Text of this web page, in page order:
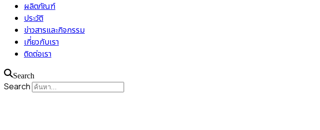
ผลิตภัณฑ์
ประวัติ
ข่าวสารและกิจกรรม
เกี่ยวกับเรา
ติดต่อเรา
Search
Search